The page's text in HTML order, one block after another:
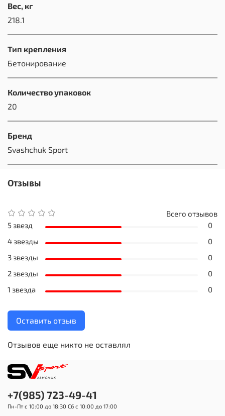
Вес, кг
218.1
Тип крепления
Бетонирование
Количество упаковок
20
Бренд
Svashchuk Sport
Отзывы
Отзывов еще никто не оставлял
Всего отзывов
5 звезд
0
4 звезды
0
3 звезды
0
2 звезды
0
1 звезда
0
Оставить отзыв
+7(985) 723-49-41
Пн-Пт с 10:00 до 18:30 Сб с 10:00 до 17:00